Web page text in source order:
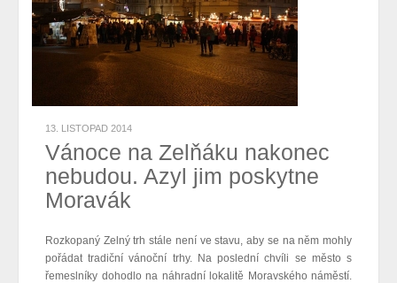
13. LISTOPAD 2014
Vánoce na Zelňáku nakonec
nebudou. Azyl jim poskytne
Moravák
Rozkopaný Zelný trh stále není ve stavu, aby se na něm mohly
pořádat tradiční vánoční trhy. Na poslední chvíli se město s
řemeslníky dohodlo na náhradní lokalitě Moravského náměstí.